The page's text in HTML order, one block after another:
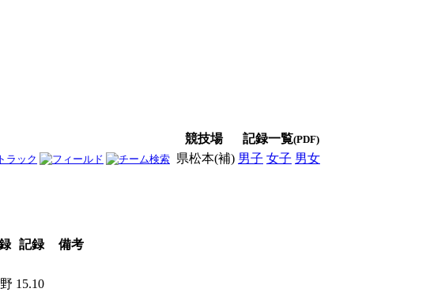
競技場 記録一覧(PDF)
県松本(補) 男子 女子 男女
記録
備考
15.10